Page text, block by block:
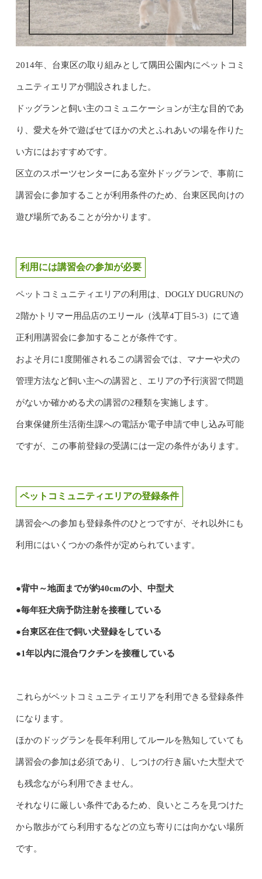
2014年、台東区の取り組みとして隅田公園内にペットコミ
ュニティエリアが開設されました。
ドッグランと飼い主のコミュニケーションが主な目的であ
り、愛犬を外で遊ばせてほかの犬とふれあいの場を作りた
い方にはおすすめです。
区立のスポーツセンターにある室外ドッグランで、事前に
講習会に参加することが利用条件のため、台東区民向けの
遊び場所であることが分かります。
利用には講習会の参加が必要
ペットコミュニティエリアの利用は、DOGLY DUGRUNの
2階かトリマー用品店のエリール（浅草4丁目5-3）にて適
正利用講習会に参加することが条件です。
およそ月に1度開催されるこの講習会では、マナーや犬の
管理方法など飼い主への講習と、エリアの予行演習で問題
がないか確かめる犬の講習の2種類を実施します。
台東保健所生活衛生課への電話か電子申請で申し込み可能
ですが、この事前登録の受講には一定の条件があります。
ペットコミュニティエリアの登録条件
講習会への参加も登録条件のひとつですが、それ以外にも
利用にはいくつかの条件が定められています。
●背中～地面までが約40cmの小、中型犬
●毎年狂犬病予防注射を接種している
●台東区在住で飼い犬登録をしている
●1年以内に混合ワクチンを接種している
これらがペットコミュニティエリアを利用できる登録条件
になります。
ほかのドッグランを長年利用してルールを熟知していても
講習会の参加は必須であり、しつけの行き届いた大型犬で
も残念ながら利用できません。
それなりに厳しい条件であるため、良いところを見つけた
から散歩がてら利用するなどの立ち寄りには向かない場所
です。